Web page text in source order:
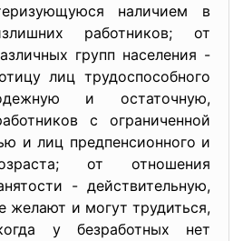
наличием в
работников; от
групп населения -
лиц трудоспособного
и остаточную,
с ограниченной
и лиц предпенсионного и
от отношения
- действительную,
желают и могут трудиться,
у безработных нет